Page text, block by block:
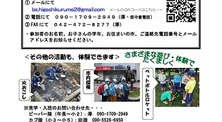
グループについて
学校、サークル、習い事（主にこども
を対象とした情報）